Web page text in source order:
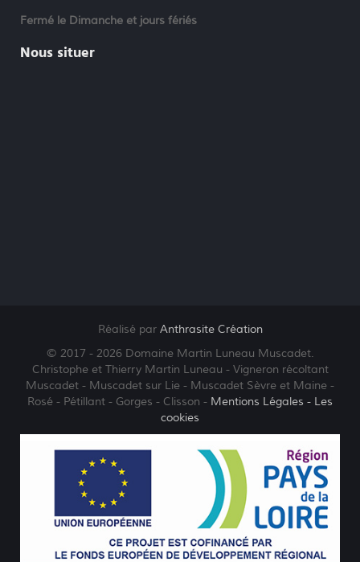
Fermé le Dimanche et jours fériés
Nous situer
Réalisé par Anthrasite Création
© 2017 - 2026 Domaine Martin Luneau Muscadet.
Christophe et Thierry Martin Luneau - Vigneron récoltant
Muscadet - Muscadet sur Lie - Muscadet Sèvre et Maine -
Rosé - Pétillant - Gorges - Clisson - Mentions Légales - Les
cookies